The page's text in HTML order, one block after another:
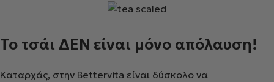
Το τσάι ΔΕΝ είναι μόνο απόλαυση!
Καταρχάς, στην Bettervita είναι δύσκολο να